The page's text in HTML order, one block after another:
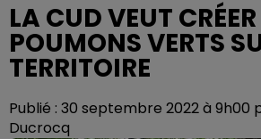
LA CUD VEUT
POUMONS VERTS
TERRITOIRE
Publié : 30 septembre 2022 à 9h00
Ducrocq